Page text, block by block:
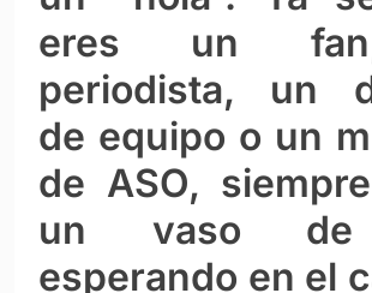
eres un
periodista, un
de equipo o un
de ASO,
un vaso de
esperando en el